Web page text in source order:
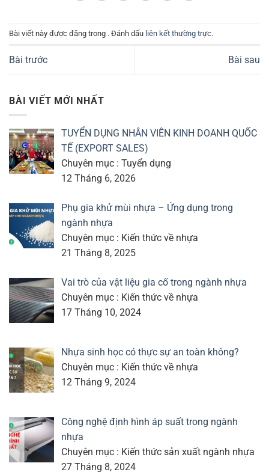
Bài viết này được đăng trong . Đánh dấu liên kết thường trực.
Bài trước Bài sau
BÀI VIẾT MỚI NHẤT
TUYỂN DỤNG NHÂN VIÊN KINH DOANH QUỐC
TẾ (EXPORT SALES)
Chuyên mục : Tuyển dụng
12 Tháng 6, 2026
Phụ gia khử mùi nhựa – Ứng dụng trong
ngành nhựa
Chuyên mục : Kiến thức về nhựa
21 Tháng 8, 2025
Vai trò của vật liệu gia cố trong ngành nhựa
Chuyên mục : Kiến thức về nhựa
17 Tháng 10, 2024
Nhựa sinh học có thực sự an toàn không?
Chuyên mục : Kiến thức về nhựa
12 Tháng 9, 2024
Công nghệ định hình áp suất trong ngành
nhựa
Chuyên mục : Kiến thức sản xuất ngành nhựa
27 Tháng 8, 2024